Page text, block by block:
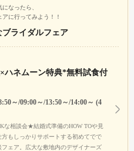
なったら、
に行ってみよう！！
ライダルフェア
ハネムーン特典*無料試食付
～/09:00～/13:50～/14:00～ (4
な相談会★結婚式準備のHOW TOや見
もしっかりサポートする初めてでで
フェア。広大な敷地内のデザイナーズ